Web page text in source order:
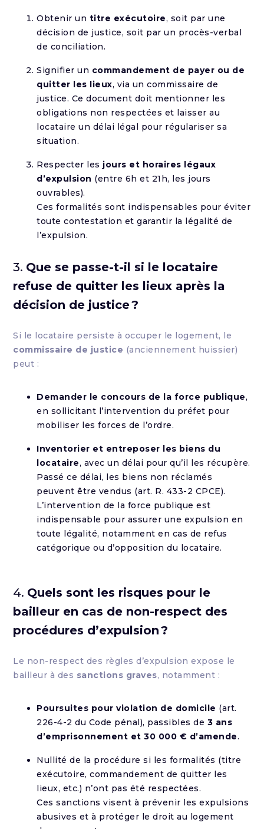
Obtenir un titre exécutoire, soit par une
décision de justice, soit par un procès-verbal
de conciliation.
Signifier un commandement de payer ou de
quitter les lieux, via un commissaire de
justice. Ce document doit mentionner les
obligations non respectées et laisser au
locataire un délai légal pour régulariser sa
situation.
Respecter les jours et horaires légaux
d’expulsion (entre 6h et 21h, les jours
ouvrables).
Ces formalités sont indispensables pour éviter
toute contestation et garantir la légalité de
l’expulsion.
3. Que se passe-t-il si le locataire
refuse de quitter les lieux après la
décision de justice ?
Si le locataire persiste à occuper le logement, le
commissaire de justice (anciennement huissier)
peut :
Demander le concours de la force publique,
en sollicitant l’intervention du préfet pour
mobiliser les forces de l’ordre.
Inventorier et entreposer les biens du
locataire, avec un délai pour qu’il les récupère.
Passé ce délai, les biens non réclamés
peuvent être vendus (art. R. 433-2 CPCE).
L’intervention de la force publique est
indispensable pour assurer une expulsion en
toute légalité, notamment en cas de refus
catégorique ou d’opposition du locataire.
4. Quels sont les risques pour le
bailleur en cas de non-respect des
procédures d’expulsion ?
Le non-respect des règles d’expulsion expose le
bailleur à des sanctions graves, notamment :
Poursuites pour violation de domicile (art.
226-4-2 du Code pénal), passibles de 3 ans
d’emprisonnement et 30 000 € d’amende.
Nullité de la procédure si les formalités (titre
exécutoire, commandement de quitter les
lieux, etc.) n’ont pas été respectées.
Ces sanctions visent à prévenir les expulsions
abusives et à protéger le droit au logement